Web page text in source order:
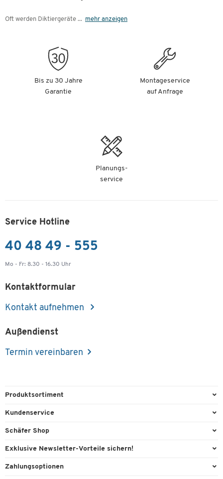
Oft werden Diktiergeräte ... mehr anzeigen
Bis zu 30 Jahre
Garantie
Montageservice
auf Anfrage
Planungs-
service
Service Hotline
40 48 49 - 555
Mo - Fr: 8.30 - 16.30 Uhr
Kontaktformular
Kontakt aufnehmen
Außendienst
Termin vereinbaren
Produktsortiment
Büroausstattung
Reinigung & Hygiene
Kundenservice
Direktbestellung
Lieferinformationen
Schäfer Shop
AGB
Exklusive Newsletter-Vorteile sichern!
Willkommensgeschenk
Zahlungsoptionen